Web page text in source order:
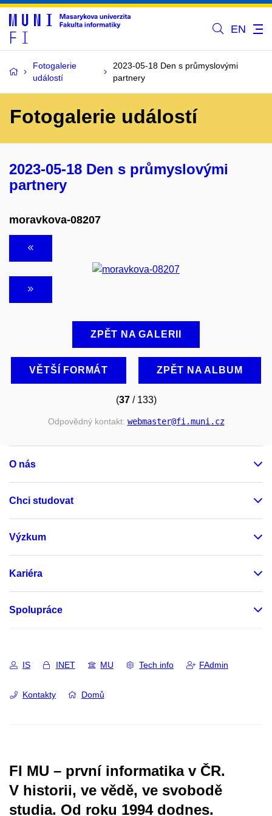
EN
Fotogalerie
událostí
2023-05-18 Den s průmyslovými
partnery
Fotogalerie událostí
2023-05-18 Den s průmyslovými
partnery
moravkova-08207
ZPĚT NA GALERII
VĚTŠÍ FORMÁT ZPĚT NA ALBUM
(37/ 133)
Odpovědný kontakt: webmaster@fi.muni.cz
O nás
Chci studovat
Výzkum
Kariéra
Spolupráce
IS INET MU Tech info FAdmin
Kontakty Domů
FI MU – první informatika v ČR.
V historii, ve vědě, ve svobodě
studia. Od roku 1994 dodnes.